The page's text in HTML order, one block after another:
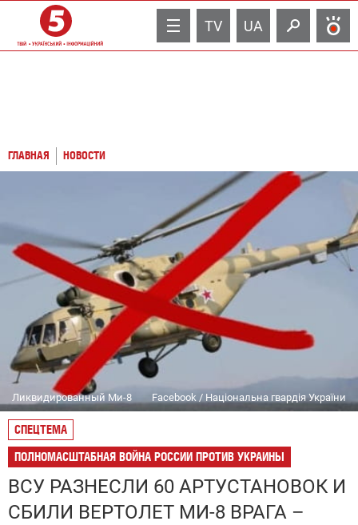
TV UA
ГЛАВНАЯ НОВОСТИ
Ликвидированный Ми-8 Facebook / Національна гвардія України
СПЕЦТЕМА
ПОЛНОМАСШТАБНАЯ ВОЙНА РОССИИ ПРОТИВ УКРАИНЫ
ВСУ РАЗНЕСЛИ 60 АРТУСТАНОВОК И
СБИЛИ ВЕРТОЛЕТ МИ-8 ВРАГА –